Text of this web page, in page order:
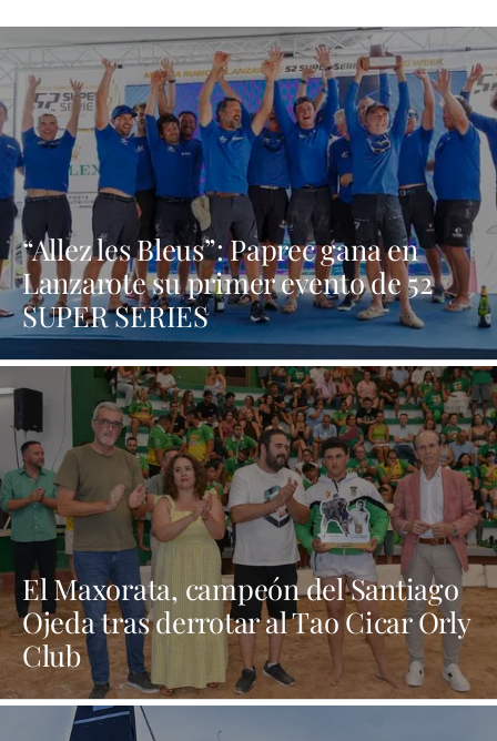
“Allez les Bleus”: Paprec gana en
Lanzarote su primer evento de 52
SUPER SERIES
El Maxorata, campeón del Santiago
Ojeda tras derrotar al Tao Cicar Orly
Club